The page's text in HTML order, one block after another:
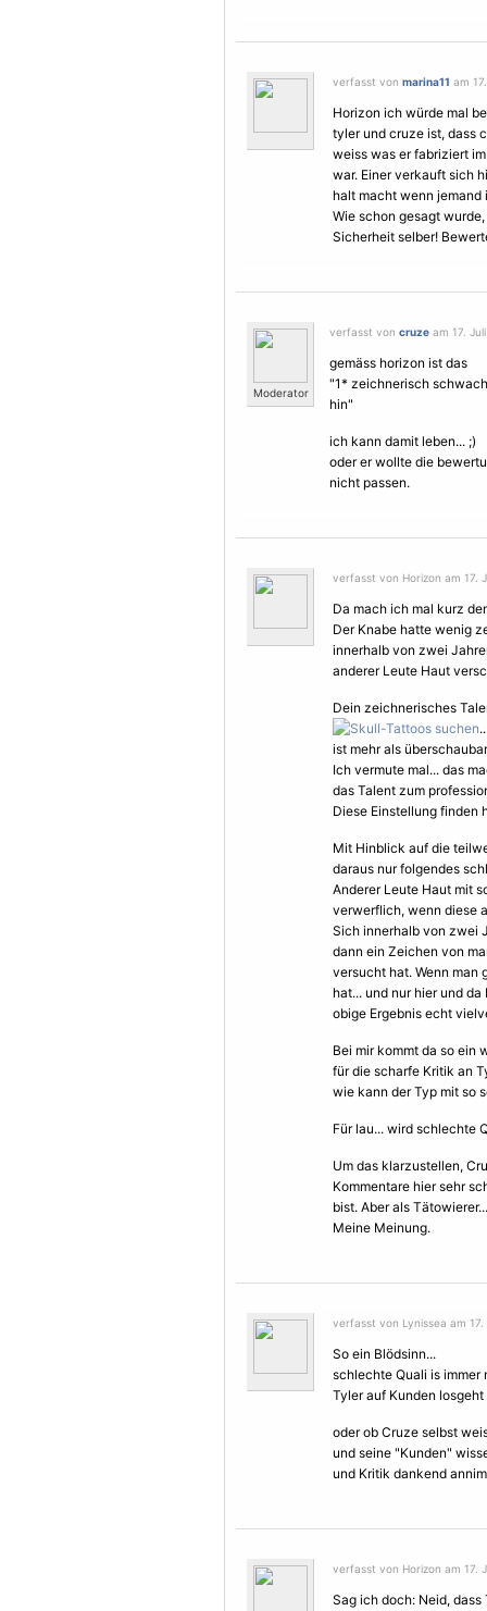
verfasst von marina11 am
Horizon ich würde mal
tyler und cruze ist, dass
weiss was er fabriziert
war. Einer verkauft sich
halt macht wenn
Wie schon gesagt
Sicherheit selber!
Moderator
verfasst von cruze am 17.
gemäss horizon ist das
"1* zeichnerisch
hin"
ich kann damit leben... ;)
oder er wollte die
nicht passen.
verfasst von Horizon am 17.
Da mach ich mal kurz
Der Knabe hatte wenig
innerhalb von zwei
anderer Leute Haut
Dein zeichnerisches
ist mehr als
Ich vermute mal... das
das Talent zum
Diese Einstellung finden
Mit Hinblick auf die
daraus nur folgendes
Anderer Leute Haut mit
verwerflich, wenn diese
Sich innerhalb von zwei
dann ein Zeichen von
versucht hat. Wenn man
hat... und nur hier und
obige Ergebnis echt
Bei mir kommt da so ein
für die scharfe Kritik an
wie kann der Typ mit so
Für lau... wird schlechte
Um das klarzustellen,
Kommentare hier sehr
bist. Aber als
Meine Meinung.
verfasst von Lynissea am 17.
So ein Blödsinn...
schlechte Quali is immer
Tyler auf Kunden
oder ob Cruze selbst
und seine "Kunden"
und Kritik dankend
verfasst von Horizon am 17.
Sag ich doch: Neid,